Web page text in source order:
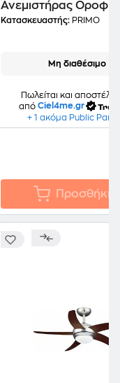
Ανεμιστήρας
110 cm
Κατασκευαστής: PRIMO
Μη διαθέσιμο
Πωλείται και
από Ciel4me.gr
+ 1 ακόμα Public
Προσθήκη